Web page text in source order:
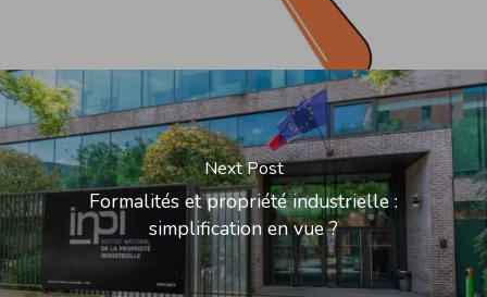
Next Post
Formalités et propriété industrielle :
simplification en vue ?